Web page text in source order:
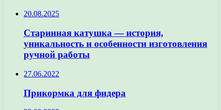
20.08.2025
Старинная катушка — история,
уникальность и особенности изготовления
ручной работы
27.06.2022
Прикормка для фидера